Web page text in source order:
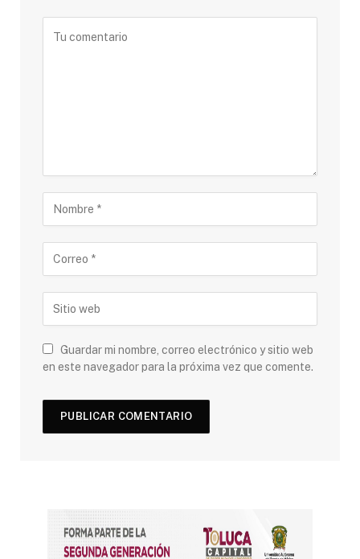
Guardar mi nombre, correo electrónico y sitio web
en este navegador para la próxima vez que comente.